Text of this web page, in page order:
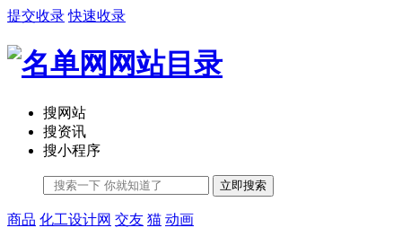
提交收录 快速收录
搜网站
搜资讯
搜小程序
立即搜索
商品 化工设计网 交友 猫 动画